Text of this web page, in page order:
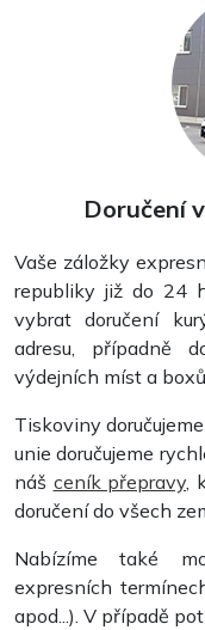
Doručení
Vaše záložky
republiky již do 24
vybrat doručení
adresu, případně
výdejních míst a
Tiskoviny
unie doručujeme
náš ceník přepravy,
doručení do všech
Nabízíme také
expresních
apod...). V případě